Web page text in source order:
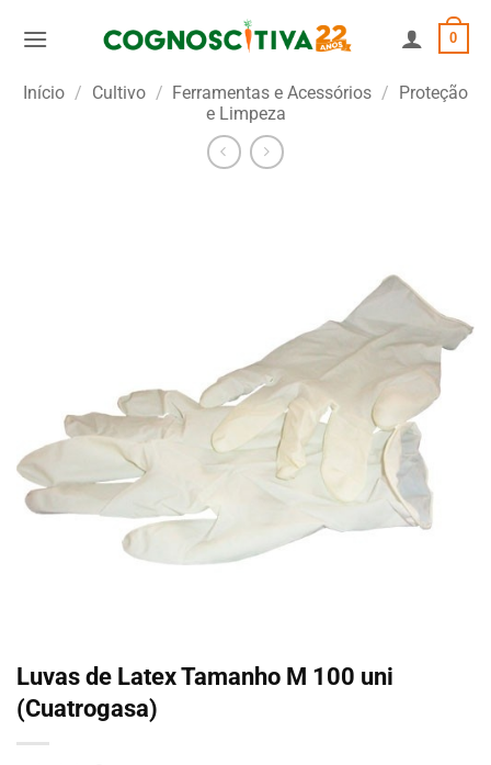
0
Início / Cultivo / Ferramentas e Acessórios / Proteção
e Limpeza
Luvas de Latex Tamanho M 100 uni
(Cuatrogasa)